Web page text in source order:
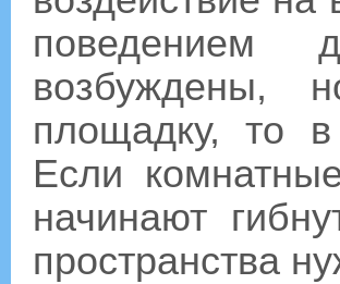
поведением
возбуждены,
площадку, то
Если
начинают
пространства